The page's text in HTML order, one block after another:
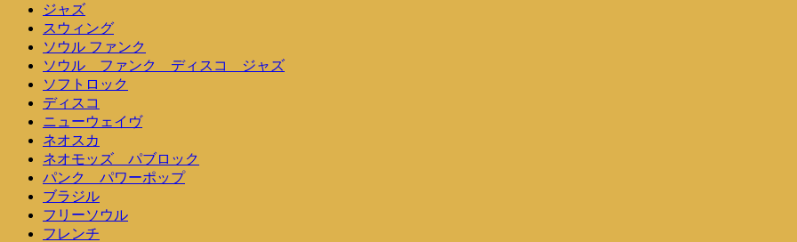
ジャズ
スウィング
ソウル ファンク
ソウル ファンク ディスコ ジャズ
ソフトロック
ディスコ
ニューウェイヴ
ネオスカ
ネオモッズ パブロック
パンク パワーポップ
ブラジル
フリーソウル
フレンチ